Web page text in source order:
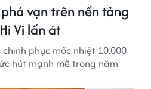
vạn trên nền tảng
Vi lấn át
phục mốc nhiệt 10.000
hút mạnh mẽ trong năm